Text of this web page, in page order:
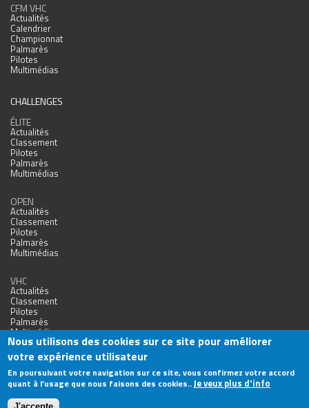
CFM VHC
Actualités
Calendrier
Championnat
Palmarès
Pilotes
Multimédias
CHALLENGES
ÉLITE
Actualités
Classement
Pilotes
Palmarès
Multimédias
OPEN
Actualités
Classement
Pilotes
Palmarès
Multimédias
VHC
Actualités
Classement
Pilotes
Palmarès
Multimédias
Agence Web Nîmes
Nous utilisons des cookies sur ce site pour améliorer
votre expérience utilisateur
En poursuivant votre navigation sur ce site, vous confirmez votre accord
quant à l’usage que nous faisons des cookies..Je veux plus d'info